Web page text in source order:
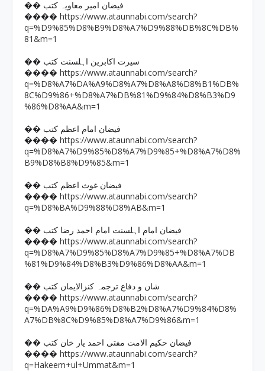
�� فیضان امیر معاویہ کتب
���� https://www.ataunnabi.com/search?
q=%D9%85%D8%B9%D8%A7%D9%88%DB%8C%DB%
81&m=1
�� سیرت اکابرین اہلسنت کتب
���� https://www.ataunnabi.com/search?
q=%D8%A7%DA%A9%D8%A7%D8%A8%D8%B1%DB%
8C%D9%86+%D8%A7%DB%81%D9%84%D8%B3%D9
%86%D8%AA&m=1
�� فیضان امام اعظم کتب
���� https://www.ataunnabi.com/search?
q=%D8%A7%D9%85%D8%A7%D9%85+%D8%A7%D8%
B9%D8%B8%D9%85&m=1
�� فیضان غوث اعظم کتب
���� https://www.ataunnabi.com/search?
q=%D8%BA%D9%88%D8%AB&m=1
�� فیضان امام اہلسنت امام احمد رضا کتب
���� https://www.ataunnabi.com/search?
q=%D8%A7%D9%85%D8%A7%D9%85+%D8%A7%DB
%81%D9%84%D8%B3%D9%86%D8%AA&m=1
�� شان و دفاع ترجمہ کنزالایمان کتب
���� https://www.ataunnabi.com/search?
q=%DA%A9%D9%86%D8%B2%D8%A7%D9%84%D8%
A7%DB%8C%D9%85%D8%A7%D9%86&m=1
�� فیضان حکیم الامت مفتی احمد یار خان کتب
���� https://www.ataunnabi.com/search?
q=Hakeem+ul+Ummat&m=1